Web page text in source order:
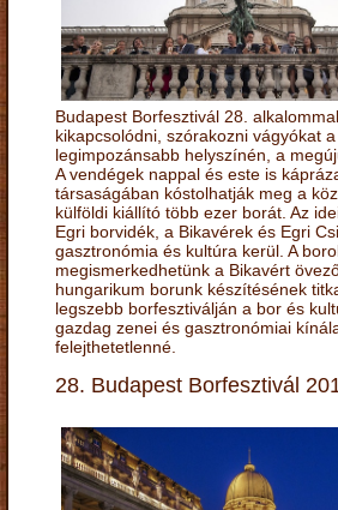
Budapest Borfesztivál 28.
kikapcsolódni, szórakozni vágyókat
legimpozánsabb helyszínén, a
A vendégek nappal és este is
társaságában kóstolhatják meg a
külföldi kiállító több ezer borát. Az
Egri borvidék, a Bikavérek és Egri
gasztronómia és kultúra kerül. A
megismerkedhetünk a Bikavért
hungarikum borunk készítésének
legszebb borfesztiválján a bor és
gazdag zenei és gasztronómiai
felejthetetlenné.
28. Budapest Borfesztivál